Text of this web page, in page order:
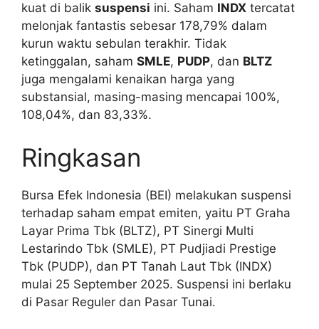
kuat di balik suspensi ini. Saham INDX tercatat
melonjak fantastis sebesar 178,79% dalam
kurun waktu sebulan terakhir. Tidak
ketinggalan, saham SMLE, PUDP, dan BLTZ
juga mengalami kenaikan harga yang
substansial, masing-masing mencapai 100%,
108,04%, dan 83,33%.
Ringkasan
Bursa Efek Indonesia (BEI) melakukan suspensi
terhadap saham empat emiten, yaitu PT Graha
Layar Prima Tbk (BLTZ), PT Sinergi Multi
Lestarindo Tbk (SMLE), PT Pudjiadi Prestige
Tbk (PUDP), dan PT Tanah Laut Tbk (INDX)
mulai 25 September 2025. Suspensi ini berlaku
di Pasar Reguler dan Pasar Tunai.